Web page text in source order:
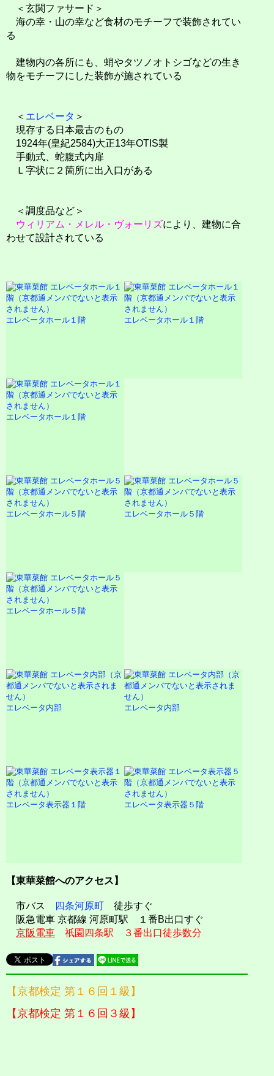
＜玄関ファサード＞
海の幸・山の幸など食材のモチーフで装飾されてい
る
建物内の各所にも、蛸やタツノオトシゴなどの生き
物をモチーフにした装飾が施されている
＜ エレベータ ＞
現存する日本最古のもの
1924年(皇紀2584)大正13年OTIS製
手動式、蛇腹式内扉
Ｌ字状に２箇所に出入口がある
＜調度品など＞
ウィリアム・メレル・ヴォーリズにより、建物に合
わせて設計されている
エレベータホール１階 エレベータホール１階
エレベータホール１階
エレベータホール５階 エレベータホール５階
エレベータホール５階
エレベータ内部 エレベータ内部
エレベータ表示器１階 エレベータ表示器５階
【東華菜館へのアクセス】
市バス 四条河原町 徒歩すぐ
阪急電車 京都線 河原町駅 １番B出口すぐ
京阪電車 祇園四条駅 ３番出口徒歩数分
【京都検定 第１６回１級】
【京都検定 第１６回３級】